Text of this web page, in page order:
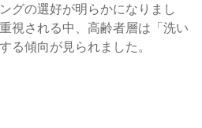
グの選好が明らかになりまし
視される中、高齢者層は「洗い
る傾向が見られました。